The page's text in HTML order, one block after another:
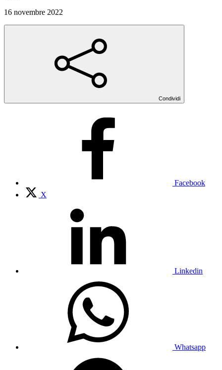
16 novembre 2022
Condividi
Facebook
X
Linkedin
Whatsapp